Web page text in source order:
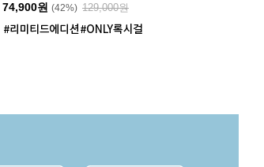
74,900원 (42%) 129,000원